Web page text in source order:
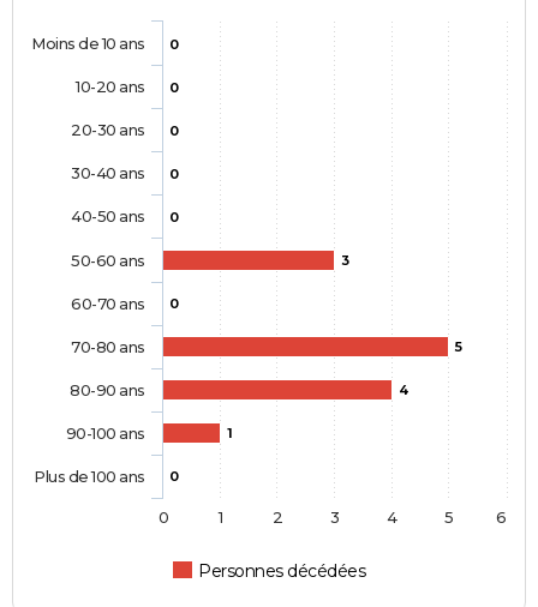
0
0
0
0
0
3
0
5
4
1
0
Personnes décédées
Moins de 10 ans
10-20 ans
20-30 ans
30-40 ans
40-50 ans
50-60 ans
60-70 ans
70-80 ans
80-90 ans
90-100 ans
Plus de 100 ans
0 1 2 3 4 5 6